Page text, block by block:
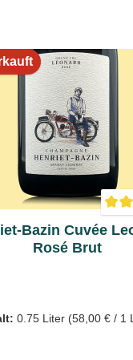
Bazin Cuvée
Rosé Brut
0.75 Liter (58,00 € / 1